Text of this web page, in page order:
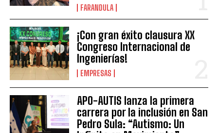
FARANDULA
¡Con gran éxito clausura XX
Congreso Internacional de
Ingenierías!
EMPRESAS
APO-AUTIS lanza la primera
carrera por la inclusión en San
Pedro Sula: “Autismo: Un